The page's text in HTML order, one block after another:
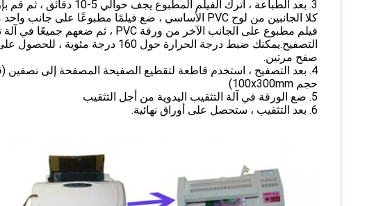
3. بعد الطباعة ، اترك الفيلم المطبوع يجف حوالي 5-10 دقائق ، ثم قم بإزالة فيلم الحماية من
كلا الجانبين من لوح PVC الأساسي ، ضع فيلمًا مطبوعًا على جانب واحد من لوح PVC ثم ضع الآخر
فيلم مطبوع على الجانب الآخر من ورقة PVC ، ثم ضعهم جميعًا في آلة تغليف الأكياس من أجل
التصفيح.يمكنك ضبط درجة الحرارة حول 160 درجة مئوية ، للحصول على نتيجة تصفيح أفضل ، يمكنك ذلك
صفح مرتين.
4. بعد التصفيح ، استخدم قاطعة لتقطيع الصفيحة المصفحة إلى نصفين (قطعتان من الصاج
حجم 100x300mm)
5. ضع الورقة في آلة التثقيب اليدوية من أجل التثقيب
6. بعد التثقيب ، ستحصل على أوراق نهائية.